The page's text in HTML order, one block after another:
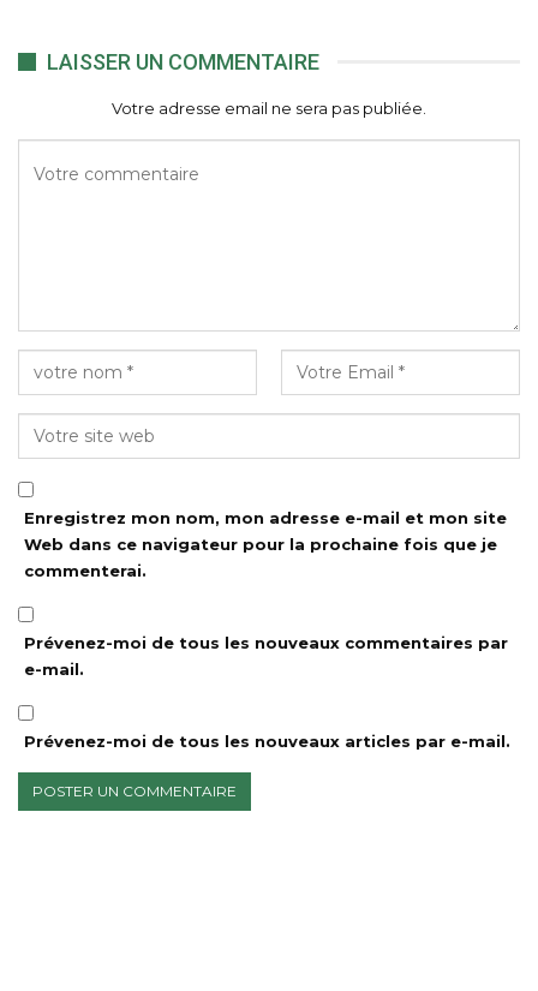
LAISSER UN COMMENTAIRE
Votre adresse email ne sera pas publiée.
Enregistrez mon nom, mon adresse e-mail et mon site
Web dans ce navigateur pour la prochaine fois que je
commenterai.
Prévenez-moi de tous les nouveaux commentaires par
e-mail.
Prévenez-moi de tous les nouveaux articles par e-mail.